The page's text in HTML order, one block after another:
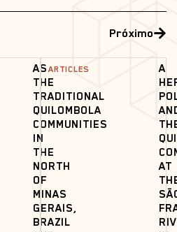
AS
THE
TRADITIONAL
QUILOMBOLA
COMMUNITIES
IN
THE
NORTH
OF
MINAS
GERAIS,
BRAZIL
Próximo
ARTICLES
A
AT